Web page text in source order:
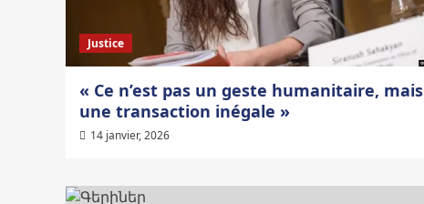
Justice
« Ce n’est pas un geste humanitaire, mais
une transaction inégale »
14 janvier, 2026